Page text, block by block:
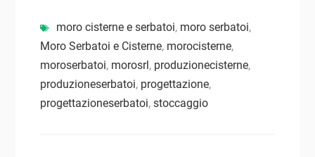
moro cisterne e serbatoi, moro serbatoi,
Moro Serbatoi e Cisterne, morocisterne,
moroserbatoi, morosrl, produzionecisterne,
produzioneserbatoi, progettazione,
progettazioneserbatoi, stoccaggio